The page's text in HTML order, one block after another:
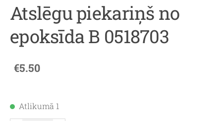
Atslēgu piekariņš no
epoksīda B 0518703
€5.50
Atlikumā 1